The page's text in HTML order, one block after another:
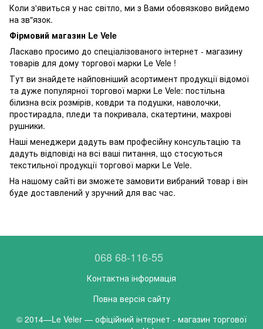
Коли з'явиться у нас світло, ми з Вами обовязково вийдемо
на зв"язок.
Фірмовий магазин Le Vele
Ласкаво просимо до спеціалізованого інтернет - магазину
товарів для дому торгової марки Le Vele !
Тут ви знайдете найповніший асортимент продукції відомої
та дуже популярної торгової марки Le Vele: постільна
білизна всіх розмірів, ковдри та подушки, наволочки,
простирадла, пледи та покривала, скатертини, махрові
рушники.
Наші менеджери дадуть вам професійну консультацію та
дадуть відповіді на всі ваші питання, що стосуються
текстильної продукції торгової марки Le Vele.
На нашому сайті ви зможете замовити вибраний товар і він
буде доставлений у зручний для вас час.
068 68-116-55
Контактна інформація
Повна версія сайту
© 2014—Le Veler — офіційний інтернет - магазин торгової